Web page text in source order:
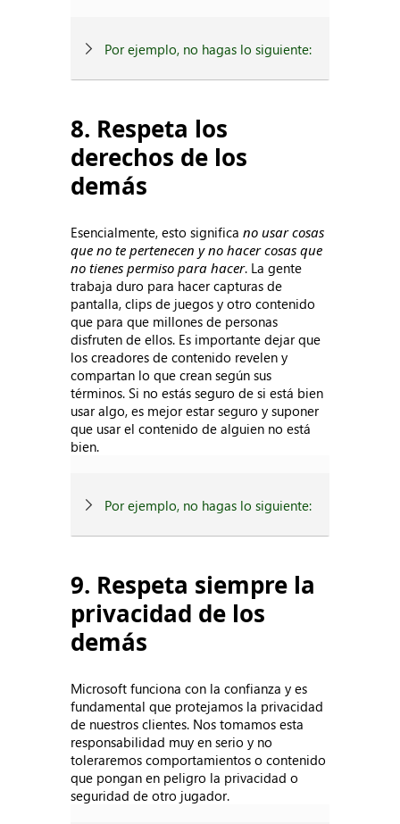
Por ejemplo, no hagas lo siguiente:
8. Respeta los
derechos de los
demás
Esencialmente, esto significano usar cosas
que no te pertenecen y no hacer cosas que
no tienes permiso para hacer. La gente
trabaja duro para hacer capturas de
pantalla, clips de juegos y otro contenido
que para que millones de personas
disfruten de ellos. Es importante dejar que
los creadores de contenido revelen y
compartan lo que crean según sus
términos. Si no estás seguro de si está bien
usar algo, es mejor estar seguro y suponer
que usar el contenido de alguien no está
bien.
Por ejemplo, no hagas lo siguiente:
9. Respeta siempre la
privacidad de los
demás
Microsoft funciona con la confianza y es
fundamental que protejamos la privacidad
de nuestros clientes. Nos tomamos esta
responsabilidad muy en serio y no
toleraremos comportamientos o contenido
que pongan en peligro la privacidad o
seguridad de otro jugador.